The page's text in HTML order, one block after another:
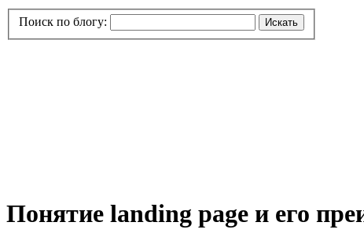
Поиск по блогу:
Понятие landing page и его